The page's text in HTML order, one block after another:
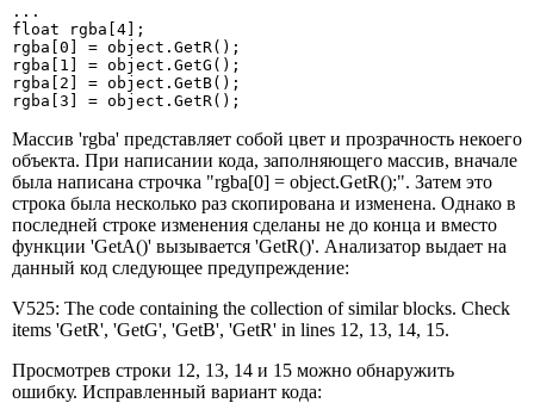
...
float rgba[4];
rgba[0] = object.GetR();
rgba[1] = object.GetG();
rgba[2] = object.GetB();
rgba[3] = object.GetR();
Массив 'rgba' представляет собой цвет и прозрачность некоего
объекта. При написании кода, заполняющего массив, вначале
была написана строчка "rgba[0] = object.GetR();". Затем это
строка была несколько раз скопирована и изменена. Однако в
последней строке изменения сделаны не до конца и вместо
функции 'GetA()' вызывается 'GetR()'. Анализатор выдает на
данный код следующее предупреждение:
V525: The code containing the collection of similar blocks. Check
items 'GetR', 'GetG', 'GetB', 'GetR' in lines 12, 13, 14, 15.
Просмотрев строки 12, 13, 14 и 15 можно обнаружить
ошибку. Исправленный вариант кода: